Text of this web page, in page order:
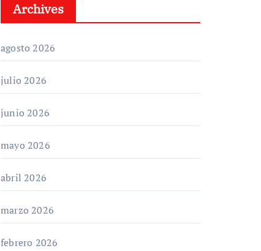
Archives
agosto 2026
julio 2026
junio 2026
mayo 2026
abril 2026
marzo 2026
febrero 2026